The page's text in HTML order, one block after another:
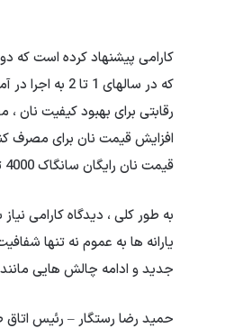
کارامی پیشنهاد کرده است که
که در
رقابتی برای بهبود کیفیت نان
افزایش قیمت نان برای مصرف
قیمت نان رایگان سانگاک 4000 تومانس باشد ، این تفاوت به عموم یارانه می رسد.
به طور کلی ، دیدگاه کارامی
یارانه ها به عموم نه تنها
جدید و ادامه چالش هایی
حمید رضا رستگار – رئیس اتاق